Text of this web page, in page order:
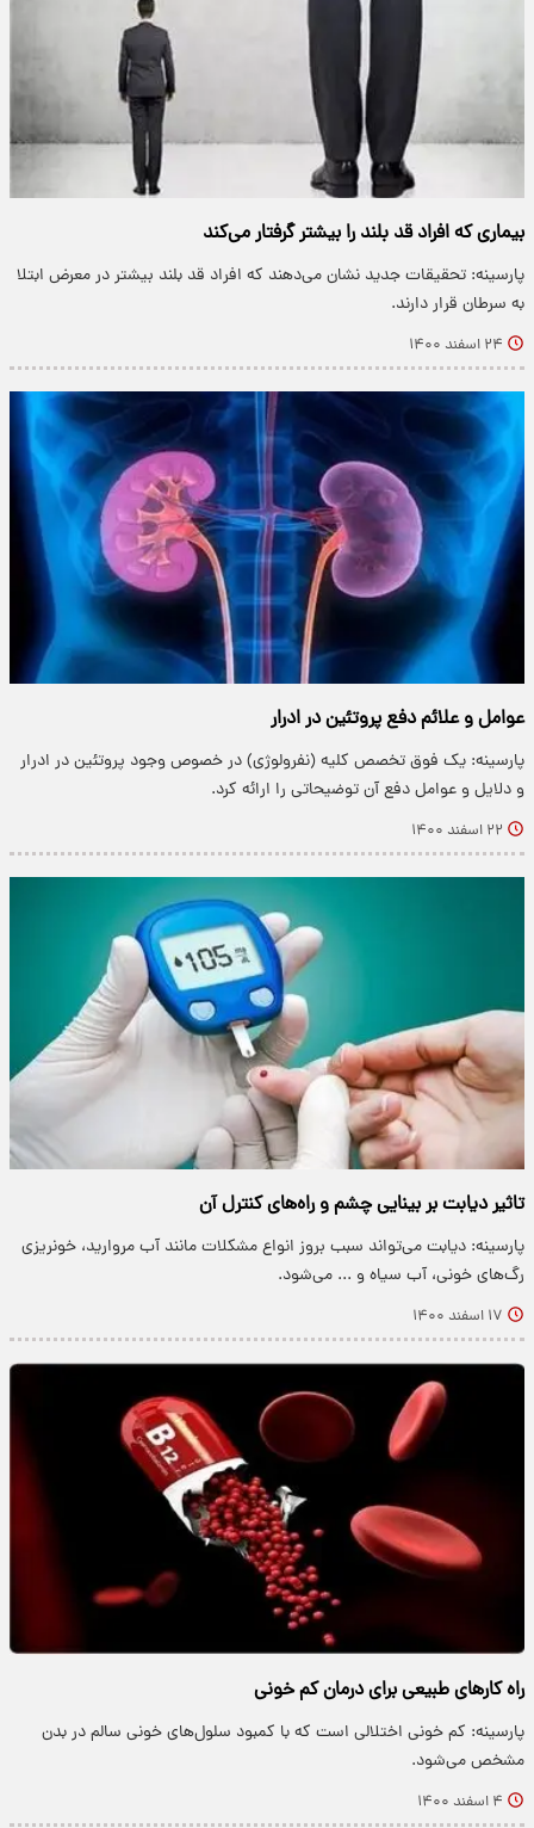
بیماری که افراد قد بلند را بیشتر گرفتار می‌کند
پارسینه: تحقیقات جدید نشان می‌دهند که افراد قد بلند بیشتر در معرض ابتلا
به سرطان قرار دارند.
۲۴ اسفند ۱۴۰۰
عوامل و علائم دفع پروتئین در ادرار
پارسینه: یک فوق تخصص کلیه (نفرولوژی) در خصوص وجود پروتئین در ادرار
و دلایل و عوامل دفع آن توضیحاتی را ارائه کرد.
۲۲ اسفند ۱۴۰۰
تاثیر دیابت بر بینایی چشم و راه‌های کنترل آن
پارسینه: دیابت می‌تواند سبب بروز انواع مشکلات مانند آب مروارید، خونریزی
رگ‌های خونی، آب سیاه و ... می‌شود.
۱۷ اسفند ۱۴۰۰
راه کار‌های طبیعی برای درمان کم خونی
پارسینه: کم خونی اختلالی است که با کمبود سلول‌های خونی سالم در بدن
مشخص می‌شود.
۴ اسفند ۱۴۰۰